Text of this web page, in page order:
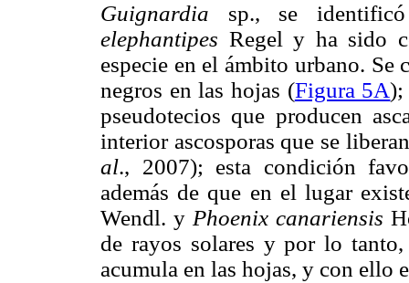
Guignardia sp., se
elephantipes Regel y ha sido
especie en el ámbito urbano. Se
negros en las hojas (Figura 5A);
pseudotecios que producen
interior ascosporas que se
al., 2007); esta condición
además de que en el lugar
Wendl. y Phoenix canariensis
de rayos solares y por lo
acumula en las hojas, y con ello